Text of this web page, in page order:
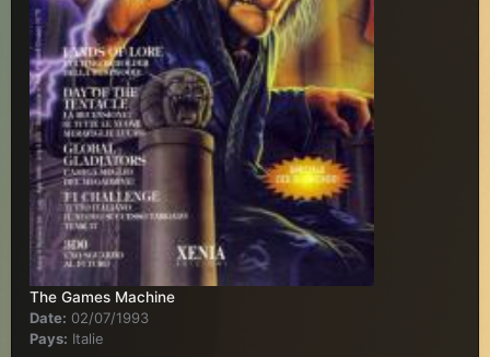
The Games Machine
Date: 02/07/1993
Pays: Italie